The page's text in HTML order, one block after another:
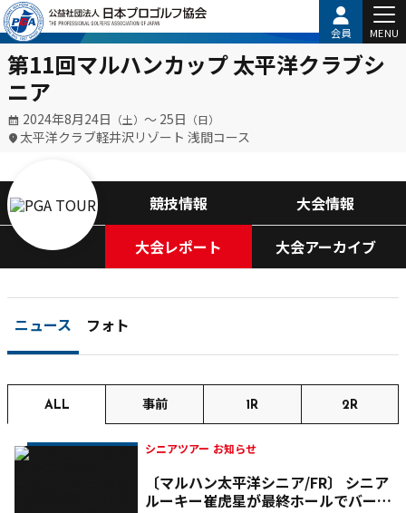
会員 MENU
第11回マルハンカップ 太平洋クラブシ
ニア
2024年8月24日 （土） 〜 25日 （日）
太平洋クラブ軽井沢リゾート 浅間コース
競技情報
大会情報
大会レポート
大会アーカイブ
ニュース フォト
ALL 事前 1R 2R
シニアツアー お知らせ
〔マルハン太平洋シニア/FR〕 シニア
ルーキー崔虎星が最終ホールでバーデ